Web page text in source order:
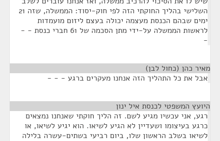
השלישי בהליך החוקתי הזה לפי חוק-יסוד: הממשלה, שזה 21
ימים שבהם הכנסת מעצמה יכולה בעצם ליזום מועמדות
לראשות הממשלה על-ידי מתן הסכמה של 61 חברי כנסת - -
-
מאיר כהן (כחול לבן)
אבל את כל התהליך הזה אנחנו מעקרים ברגע - - -
היועץ המשפטי לכנסת איל ינון
רגע, אני עכשיו מגיע לשם. זה הליך חוקתי שאנחנו נמצאים
כרגע בעיצומו ושעדיין לא הגיע לשיאו. הוא יגיע לשיאו, או
לשיאו בשלב הראשון שלו, ביום רביעי בשתים-עשרה בלילה